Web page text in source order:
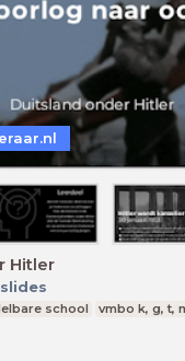
Hitler
slides
school
vmbo k, g, t,